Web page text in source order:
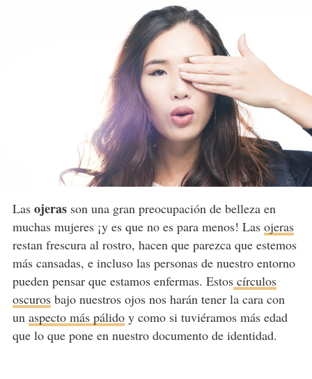
Las ojerasson una gran preocupación de belleza en
muchas mujeres ¡y es que no es para menos! Las ojeras
restan frescura al rostro, hacen que parezca que estemos
más cansadas, e incluso las personas de nuestro entorno
pueden pensar que estamos enfermas. Estoscírculos
oscurosbajo nuestros ojos nos harán tener la cara con
un aspecto más pálidoy como si tuviéramos más edad
que lo que pone en nuestro documento de identidad.